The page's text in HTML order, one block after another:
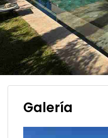
Galería